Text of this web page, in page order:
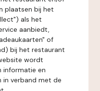
plaatsen bij het
als het
aanbiedt,
of
bij het restaurant
wordt
informatie en
in verband met de